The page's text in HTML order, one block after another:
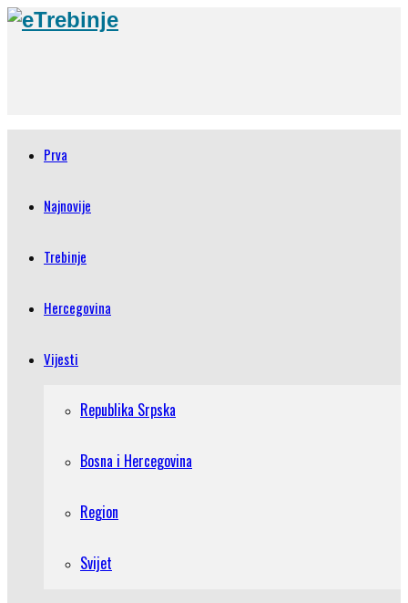
Prva
Najnovije
Trebinje
Hercegovina
Vijesti
Republika Srpska
Bosna i Hercegovina
Region
Svijet